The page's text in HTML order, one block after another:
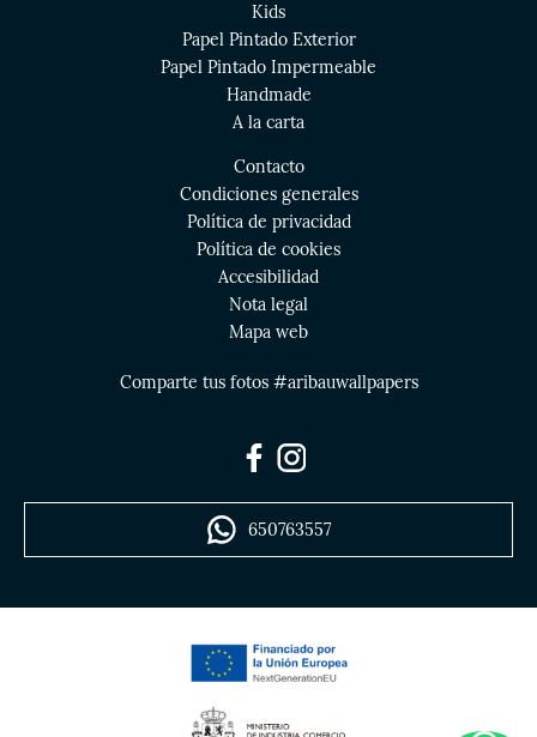
Kids
Papel Pintado Exterior
Papel Pintado Impermeable
Handmade
A la carta
Contacto
Condiciones generales
Política de privacidad
Política de cookies
Accesibilidad
Nota legal
Mapa web
Comparte tus fotos #aribauwallpapers
650763557